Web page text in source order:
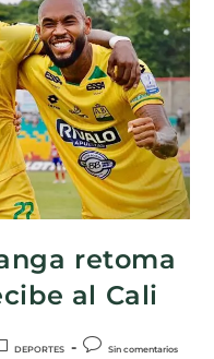
retoma
al Cali
DEPORTES Sin comentarios